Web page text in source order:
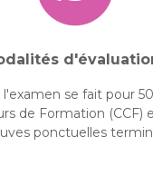
se fait pour
de Formation (CCF)
ponctuelles